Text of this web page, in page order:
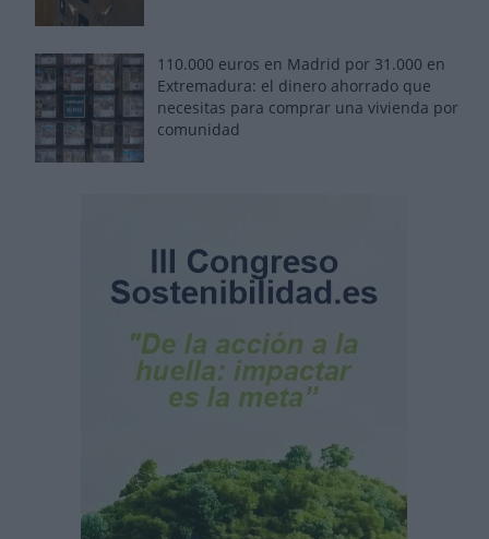
110.000 euros en Madrid por 31.000 en
Extremadura: el dinero ahorrado que
necesitas para comprar una vivienda por
comunidad